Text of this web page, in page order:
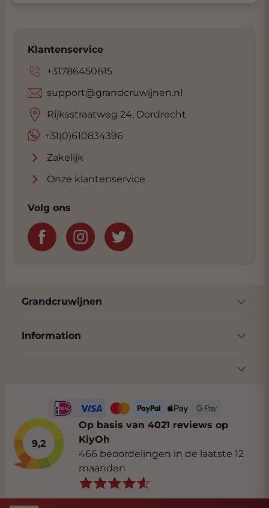
Klantenservice
+31786450615
+31(0)610834396
support@grandcruwijnen.nl
Rijksstraatweg 24, Dordrecht
Zakelijk
Onze klantenservice
Volg ons
Grandcruwijnen
Information
9,2
Op basis van 4021 reviews op
KiyOh
466 beoordelingen in de laatste 12
maanden